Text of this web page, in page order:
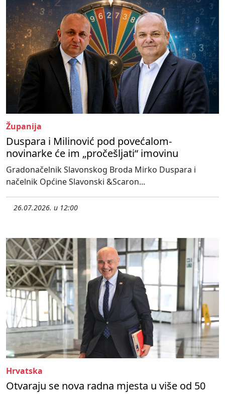
Županija
Duspara i Milinović pod povećalom-
novinarke će im „pročešljati“ imovinu
Gradonačelnik Slavonskog Broda Mirko Duspara i
načelnik Općine Slavonski &Scaron...
26.07.2026. u 12:00
Hrvatska
Otvaraju se nova radna mjesta u više od 50